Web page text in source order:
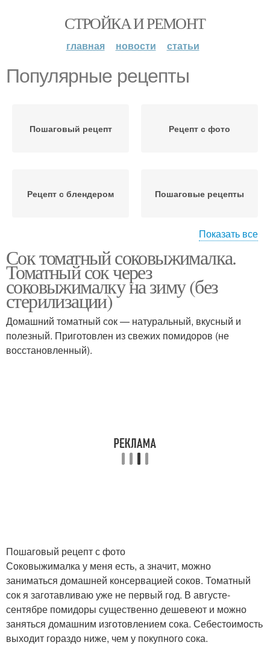
СТРОЙКА И РЕМОНТ
главная новости статьи
Популярные рецепты
Пошаговый рецепт Рецепт с фото
Рецепт с блендером Пошаговые рецепты
Рецепты для хозяек
Показать все
Сок томатный соковыжималка.
Томатный сок через
соковыжималку на зиму (без
стерилизации)
Домашний томатный сок — натуральный, вкусный и
полезный. Приготовлен из свежих помидоров (не
восстановленный).
Пошаговый рецепт с фото
Соковыжималка у меня есть, а значит, можно
заниматься домашней консервацией соков. Томатный
сок я заготавливаю уже не первый год. В августе-
сентябре помидоры существенно дешевеют и можно
заняться домашним изготовлением сока. Себестоимость
выходит гораздо ниже, чем у покупного сока.